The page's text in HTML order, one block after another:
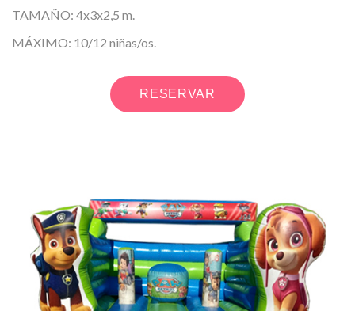
TAMAÑO: 4x3x2,5 m.
MÁXIMO: 10/12 niñas/os.
RESERVAR